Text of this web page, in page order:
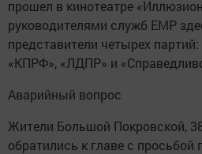
прошел в кинотеатре
руководителями служб ЕМР
представители четырех
«КПРФ», «ЛДПР» и
Аварийный вопрос
Жители Большой Покровской,
обратились к главе с просьбой